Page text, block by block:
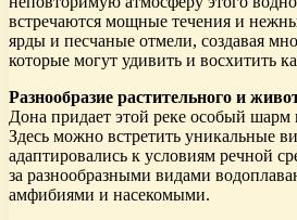
встречаются мощные течения и
ярды и песчаные отмели, создавая
которые могут удивить и восхитить
Разнообразие растительного и
Дона придает этой реке особый шарм
Здесь можно встретить уникальные
адаптировались к условиям речной
за разнообразными видами
амфибиями и насекомыми.